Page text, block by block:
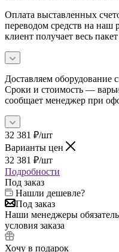
Оплата выставленных
переводом средств на наш
клиент получает весь
Доставляем оборудование
Сроки и стоимость —
сообщает менеджер при
32 381 ₽/шт
Варианты цен
32 381 ₽/шт
Подробности
Под заказ
Нашли дешевле?
Под заказ
Наши менеджеры
условия заказа
Хочу в подарок